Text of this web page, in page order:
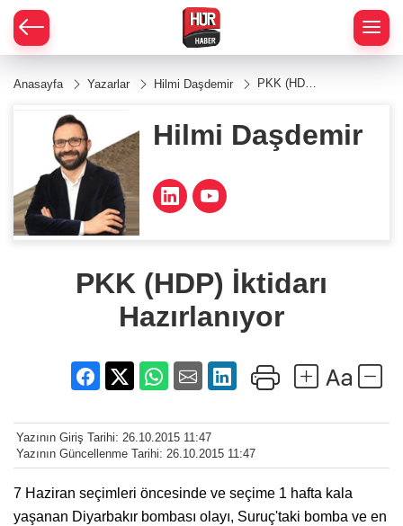
Anasayfa Yazarlar Hilmi Daşdemir
PKK (HDP)
Hilmi Daşdemir
PKK (HDP) İktidarı
Hazırlanıyor
Yazının Giriş Tarihi: 26.10.2015 11:47
Yazının Güncellenme Tarihi: 26.10.2015 11:47
7 Haziran seçimleri öncesinde ve seçime 1 hafta kala
yaşanan Diyarbakır bombası olayı, Suruç'taki bomba ve en